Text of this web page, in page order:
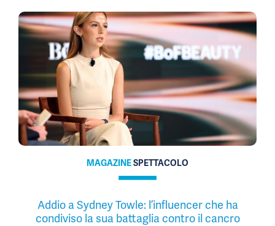
MAGAZINESPETTACOLO
Addio a Sydney Towle: l’influencer che ha
condiviso la sua battaglia contro il cancro